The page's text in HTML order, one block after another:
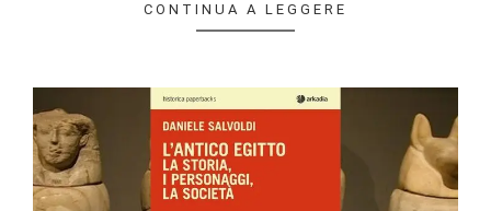
CONTINUA A LEGGERE